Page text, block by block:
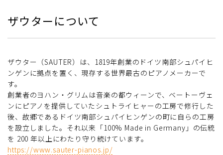
ザウターについて
ザウター（SAUTER）は、1819年創業のドイツ南部シュパイヒ
ンゲンに拠点を置く、現存する世界最古のピアノメーカーで
す。
創業者のヨハン・グリムは音楽の都ウィーンで、ベートーヴェ
ンにピアノを提供していたシュトライヒャーの工房で修行した
後、故郷であるドイツ南部シュパイヒンゲンの町に自らの工房
を設立しました。それ以来「100% Made in Germany」の伝統
を 200 年以上にわたり守り続けています。
https://www.sauter-pianos.jp/